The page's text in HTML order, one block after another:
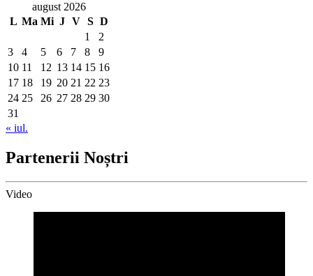
august 2026
L Ma Mi J V S D
1
2
3
4 5 6 7 8
9
10 11 12 13 14 15 16
17 18 19 20 21 22 23
24 25 26 27 28 29 30
31
« iul.
Partenerii Noștri
Video